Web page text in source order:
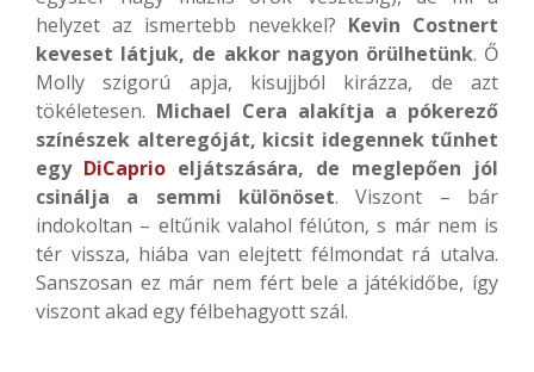
helyzet az ismertebb nevekkel? Kevin Costnert
keveset látjuk, de akkor nagyon örülhetünk. Ő
Molly szigorú apja, kisujjból kirázza, de azt
tökéletesen. Michael Cera alakítja a pókerező
színészek alteregóját, kicsit idegennek tűnhet
egy DiCaprio eljátszására, de meglepően jól
csinálja a semmi különöset. Viszont – bár
indokoltan – eltűnik valahol félúton, s már nem is
tér vissza, hiába van elejtett félmondat rá utalva.
Sanszosan ez már nem fért bele a játékidőbe, így
viszont akad egy félbehagyott szál.